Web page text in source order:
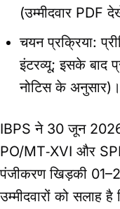
(उम्मीदवार PDF
चयन प्रक्रिया:
इंटरव्यू; इसके बाद
नोटिस के अनुसार)।
IBPS ने 30 जून 2026
PO/MT‑XVI और
पंजीकरण खिड़की
उम्मीदवारों को सलाह